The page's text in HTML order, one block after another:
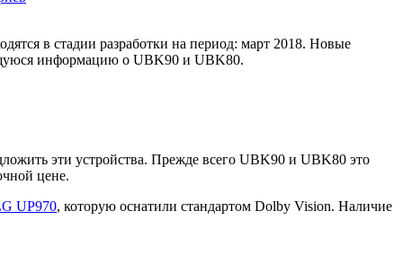
в стадии разработки на период: март 2018. Новые
информацию о UBK90 и UBK80.
эти устройства. Прежде всего UBK90 и UBK80 это
цене.
UP970, которую оснатили стандартом Dolby Vision. Наличие